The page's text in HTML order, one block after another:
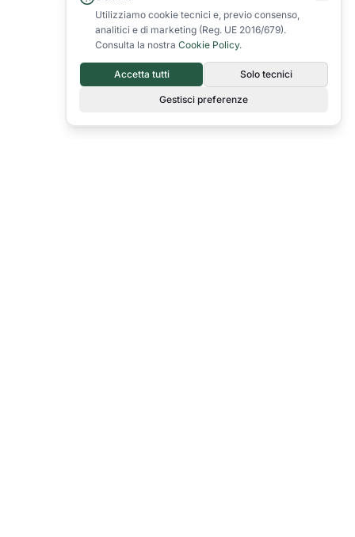
Utilizziamo cookie tecnici e, previo consenso,
analitici e di marketing (Reg. UE 2016/679).
Consulta la nostra Cookie Policy.
Accetta tutti Solo tecnici
Gestisci preferenze